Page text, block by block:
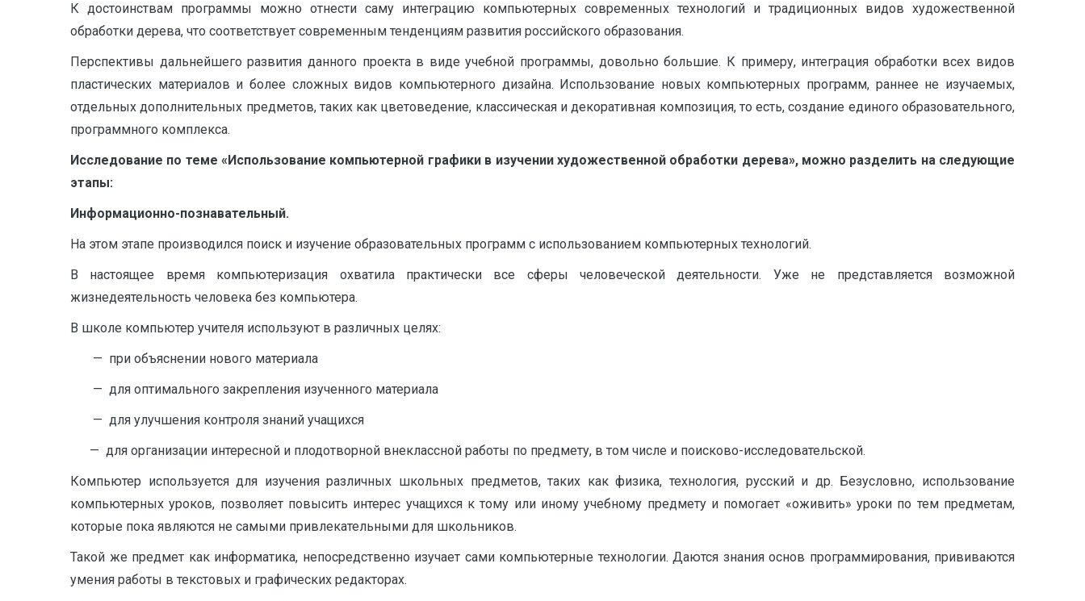
К достоинствам программы можно отнести саму интеграцию компьютерных современных технологий и традиционных видов художественной
обработки дерева, что соответствует современным тенденциям развития российского образования.
Перспективы дальнейшего развития данного проекта в виде учебной программы, довольно большие. К примеру, интеграция обработки всех видов
пластических материалов и более сложных видов компьютерного дизайна. Использование новых компьютерных программ, раннее не изучаемых,
отдельных дополнительных предметов, таких как цветоведение, классическая и декоративная композиция, то есть, создание единого образовательного,
программного комплекса.
Исследование по теме «Использование компьютерной графики в изучении художественной обработки дерева», можно разделить на следующие
этапы:
Информационно-познавательный.
На этом этапе производился поиск и изучение образовательных программ с использованием компьютерных технологий.
В настоящее время компьютеризация охватила практически все сферы человеческой деятельности. Уже не представляется возможной
жизнедеятельность человека без компьютера.
В школе компьютер учителя используют в различных целях:
— при объяснении нового материала
— для оптимального закрепления изученного материала
— для улучшения контроля знаний учащихся
— для организации интересной и плодотворной внеклассной работы по предмету, в том числе и поисково-исследовательской.
Компьютер используется для изучения различных школьных предметов, таких как физика, технология, русский и др. Безусловно, использование
компьютерных уроков, позволяет повысить интерес учащихся к тому или иному учебному предмету и помогает «оживить» уроки по тем предметам,
которые пока являются не самыми привлекательными для школьников.
Такой же предмет как информатика, непосредственно изучает сами компьютерные технологии. Даются знания основ программирования, прививаются
умения работы в текстовых и графических редакторах.